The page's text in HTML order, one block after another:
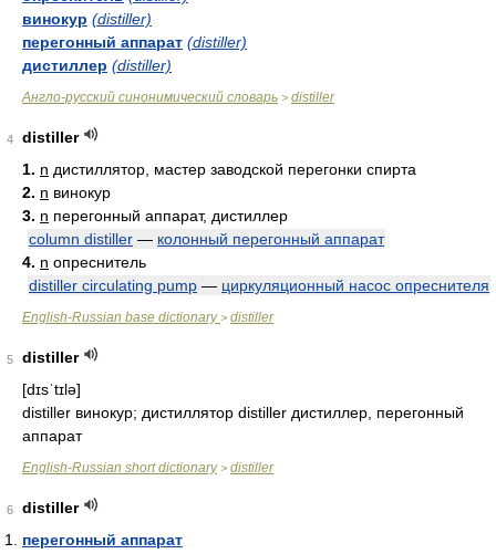
винокур (distiller)
перегонный аппарат (distiller)
дистиллер (distiller)
Англо-русский синонимический словарь > distiller
4
distiller
1. n дистиллятор, мастер заводской перегонки спирта
2. n винокур
3. n перегонный аппарат, дистиллер
column distiller — колонный перегонный аппарат
4. n опреснитель
distiller circulating pump — циркуляционный насос опреснителя
English-Russian base dictionary> distiller
5
distiller
[dɪsˈtɪlə]
distiller винокур; дистиллятор distiller дистиллер, перегонный
аппарат
English-Russian short dictionary> distiller
6
distiller
перегонный аппарат